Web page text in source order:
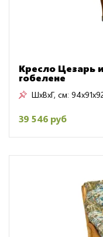
Кресло Цезарь
гобелене
ШxВxГ, см:
39 546 руб